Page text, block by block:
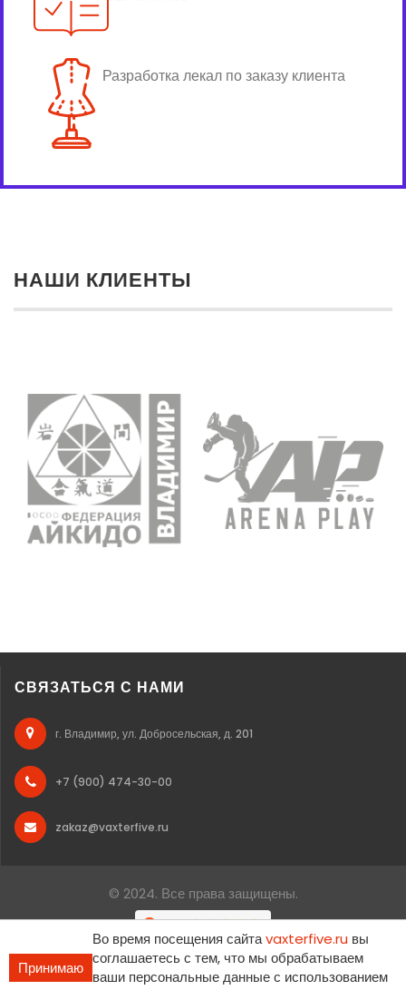
Разработка лекал по заказу клиента
НАШИ КЛИЕНТЫ
СВЯЗАТЬСЯ С НАМИ
г. Владимир, ул. Добросельская, д. 201
+7 (900) 474-30-00
zakaz@vaxterfive.ru
© 2024. Все права защищены.
Принимаю
Во время посещения сайтаvaxterfive.ru вы
соглашаетесь с тем, что мы обрабатываем
ваши персональные данные с использованием